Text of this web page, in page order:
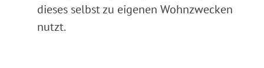
dieses selbst zu eigenen Wohnzwecken
nutzt.